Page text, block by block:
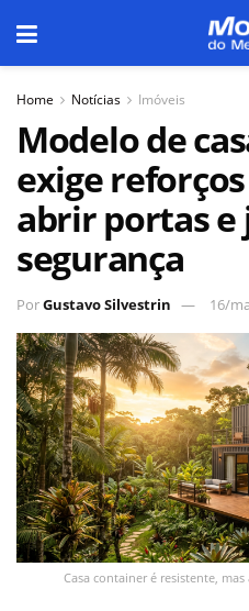
Home Notícias Imóveis
Modelo de
exige
abrir portas e
segurança
PorGustavo Silvestrin 16/
Casa container é resistente,